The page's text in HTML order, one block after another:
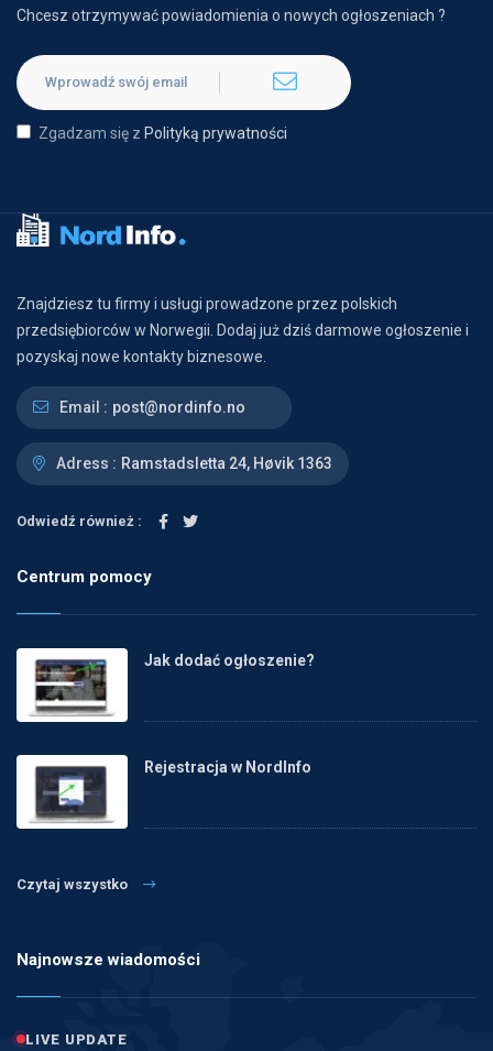
Chcesz otrzymywać powiadomienia o nowych ogłoszeniach ?
Zgadzam się z Polityką prywatności
Znajdziesz tu firmy i usługi prowadzone przez polskich
przedsiębiorców w Norwegii. Dodaj już dziś darmowe ogłoszenie i
pozyskaj nowe kontakty biznesowe.
Email : post@nordinfo.no
Adress : Ramstadsletta 24, Høvik 1363
Odwiedź również :
Centrum pomocy
Jak dodać ogłoszenie?
Rejestracja w NordInfo
Czytaj wszystko
Najnowsze wiadomości
LIVE UPDATE